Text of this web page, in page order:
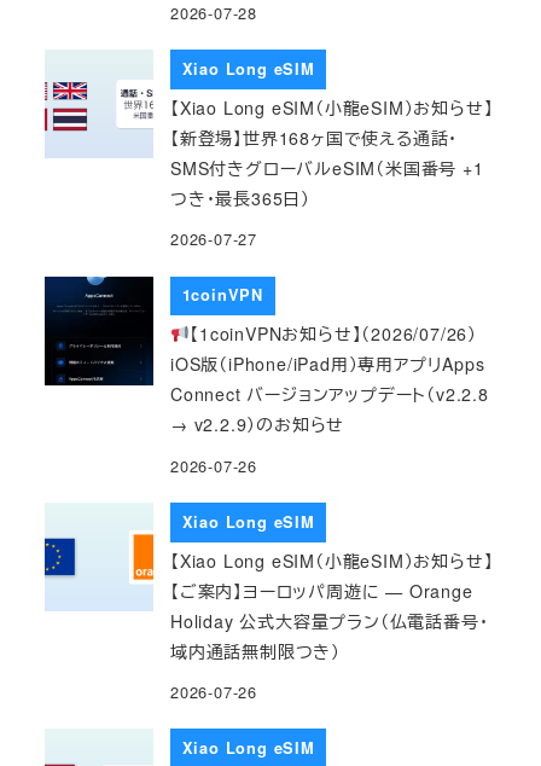
2026-07-28
Xiao Long eSIM
【Xiao Long eSIM（小龍eSIM）お知らせ】
【新登場】世界168ヶ国で使える通話・
SMS付きグローバルeSIM（米国番号 +1
つき・最長365日）
2026-07-27
1coinVPN
【1coinVPNお知らせ】（2026/07/26）
iOS版（iPhone/iPad用）専用アプリApps
Connect バージョンアップデート（v2.2.8
→ v2.2.9）のお知らせ
2026-07-26
Xiao Long eSIM
【Xiao Long eSIM（小龍eSIM）お知らせ】
【ご案内】ヨーロッパ周遊に — Orange
Holiday 公式大容量プラン（仏電話番号・
域内通話無制限つき）
2026-07-26
Xiao Long eSIM